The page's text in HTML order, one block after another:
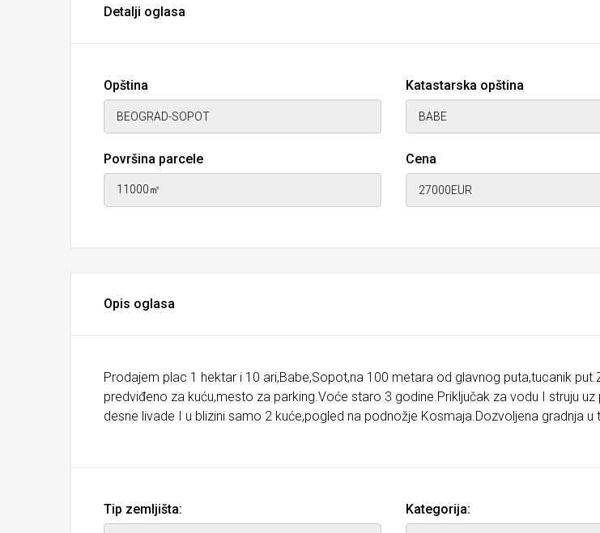
Detalji oglasa
Opština Katastarska opština
Površina parcele Cena
Opis oglasa
Prodajem plac 1 hektar i 10 ari,Babe,Sopot,na 100 metara od glavnog puta,tucanik
predviđeno za kuću,mesto za parking.Voće staro 3 godine.Priključak za vodu I struju
desne livade I u blizini samo 2 kuće,pogled na podnožje Kosmaja.Dozvoljena gradnja
Tip zemljišta: Kategorija: